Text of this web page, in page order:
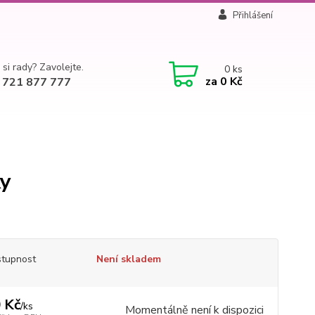
Přihlášení
rady? Zavolejte.
877 777
0ks
za 0 Kč
Není skladem
Kč/ks Momentálně není k dispozici